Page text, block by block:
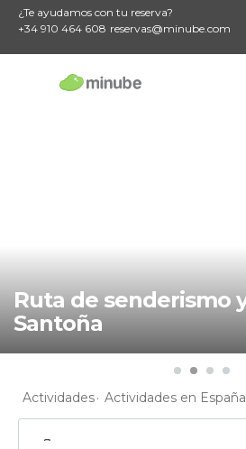
¿Te ayudamos con tu reserva?
+34 910 464 608 reservas@minube.com
Ruta de senderismo y playa en
Santoña
Actividades Actividades en España